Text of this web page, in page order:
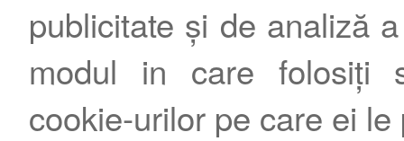
publicitate și de analiză
modul in care folosiți
cookie-urilor pe care ei le